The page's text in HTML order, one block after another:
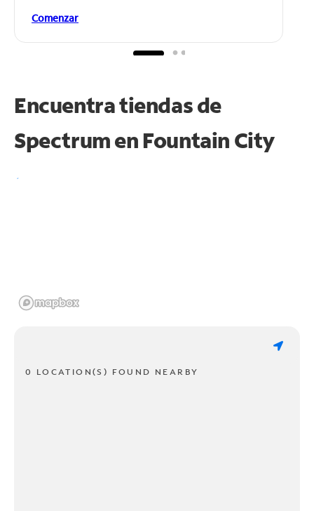
Comenzar
Encuentra tiendas de
Spectrum en Fountain City
0 LOCATION(S) FOUND NEARBY